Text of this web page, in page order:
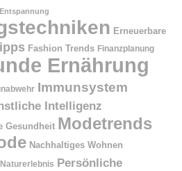
Entspannung
Erneuerbare
Fashion Trends Finanzplanung
Ernährung
Immunsystem
Intelligenz
Gesundheit Modetrends
Nachhaltiges Wohnen
Naturerlebnis Persönliche